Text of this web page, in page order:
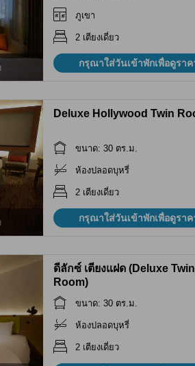
ภูเขา
2 เตียงเดี่ยว
กรุณาใส่วันเข้าพักเพื่อดูราค
Deluxe Hollywood Twin
ขนาด: 30 ตร.ม.
ห้องปลอดบุหรี่
2 เตียงเดี่ยว
กรุณาใส่วันเข้าพักเพื่อดูราค
ดีลักซ์ เตียงแฝด (Deluxe Twin
Room)
ขนาด: 30 ตร.ม.
ห้องปลอดบุหรี่
2 เตียงเดี่ยว